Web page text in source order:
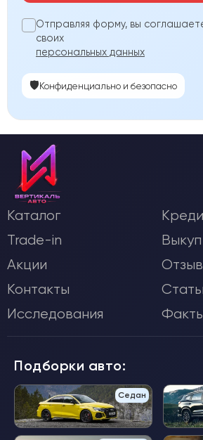
Отправляя форму, вы
своих
персональных данных
🛡️Конфиденциально и безопасно
Каталог
Trade-in
Выкуп
Акции
Контакты
Исследования
Подборки авто:
Седан